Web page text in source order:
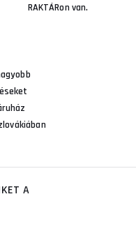
RAKTÁRon van.
A